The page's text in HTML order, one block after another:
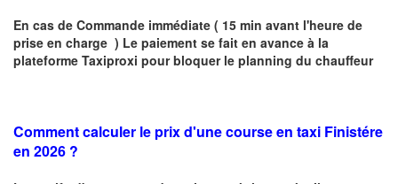
En cas de Commande immédiate ( 15 min avant l'heure de
prise en charge ) Le paiement se fait en avance à la
plateforme Taxiproxi pour bloquer le planning du chauffeur
Comment calculer le prix d'une course en taxi Finistére
en 2026 ?